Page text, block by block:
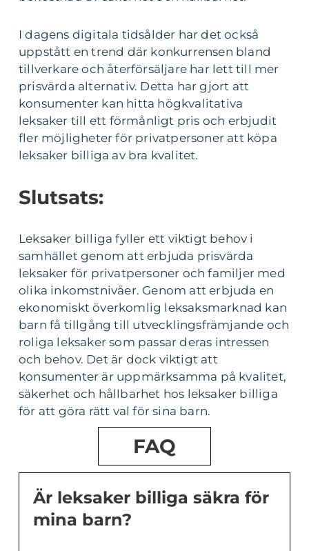
I dagens digitala tidsålder har det också
uppstått en trend där konkurrensen bland
tillverkare och återförsäljare har lett till mer
prisvärda alternativ. Detta har gjort att
konsumenter kan hitta högkvalitativa
leksaker till ett förmånligt pris och erbjudit
fler möjligheter för privatpersoner att köpa
leksaker billiga av bra kvalitet.
Slutsats:
Leksaker billiga fyller ett viktigt behov i
samhället genom att erbjuda prisvärda
leksaker för privatpersoner och familjer med
olika inkomstnivåer. Genom att erbjuda en
ekonomiskt överkomlig leksaksmarknad kan
barn få tillgång till utvecklingsfrämjande och
roliga leksaker som passar deras intressen
och behov. Det är dock viktigt att
konsumenter är uppmärksamma på kvalitet,
säkerhet och hållbarhet hos leksaker billiga
för att göra rätt val för sina barn.
FAQ
Är leksaker billiga säkra för
mina barn?